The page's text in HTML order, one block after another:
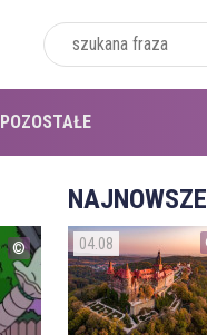
POZOSTAŁE
NAJNOWSZE
04.08